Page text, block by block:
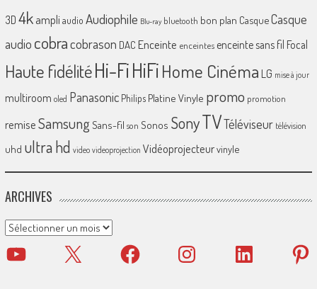
3D 4k ampliaudio Audiophile Blu-ray bluetooth bon plan CasqueCasque
audio cobracobrason DAC Enceinte enceintes enceinte sans fil Focal
Haute fidélitéHi-FiHiFiHome Cinéma LG mise à jour
multiroom oled Panasonic Philips Platine Vinyle promo promotion
remiseSamsungSans-fil son Sonos SonyTVTéléviseur télévision
uhd ultra hd video videoprojection Vidéoprojecteurvinyle
ARCHIVES
Archives
YouTube X Facebook Instagram LinkedIn